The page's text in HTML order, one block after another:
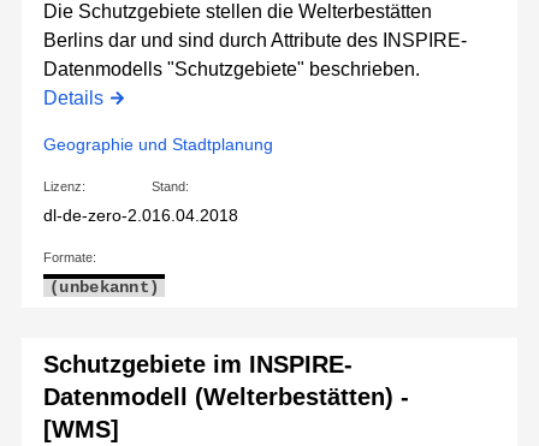
Die Schutzgebiete stellen die Welterbestätten
Berlins dar und sind durch Attribute des INSPIRE-
Datenmodells "Schutzgebiete" beschrieben.
Details
Geographie und Stadtplanung
Lizenz:
dl-de-zero-2.0
Stand:
16.04.2018
Formate:
(unbekannt)
Schutzgebiete im INSPIRE-
Datenmodell (Welterbestätten) -
[WMS]